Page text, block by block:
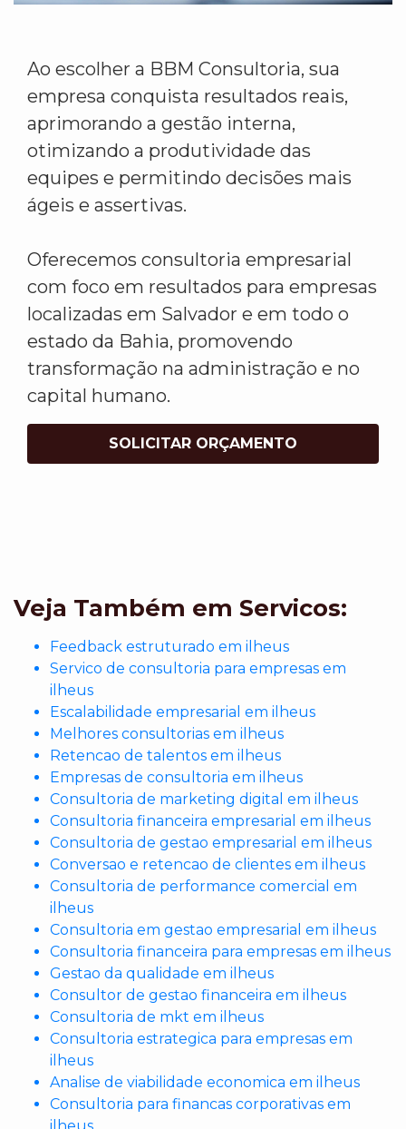
Ao escolher a BBM Consultoria, sua
empresa conquista resultados reais,
aprimorando a gestão interna,
otimizando a produtividade das
equipes e permitindo decisões mais
ágeis e assertivas.
Oferecemos consultoria empresarial
com foco em resultados para empresas
localizadas em Salvador e em todo o
estado da Bahia, promovendo
transformação na administração e no
capital humano.
SOLICITAR ORÇAMENTO
Veja Também em Servicos:
Feedback estruturado em ilheus
Servico de consultoria para empresas em
ilheus
Escalabilidade empresarial em ilheus
Melhores consultorias em ilheus
Retencao de talentos em ilheus
Empresas de consultoria em ilheus
Consultoria de marketing digital em ilheus
Consultoria financeira empresarial em ilheus
Consultoria de gestao empresarial em ilheus
Conversao e retencao de clientes em ilheus
Consultoria de performance comercial em
ilheus
Consultoria em gestao empresarial em ilheus
Consultoria financeira para empresas em ilheus
Gestao da qualidade em ilheus
Consultor de gestao financeira em ilheus
Consultoria de mkt em ilheus
Consultoria estrategica para empresas em
ilheus
Analise de viabilidade economica em ilheus
Consultoria para financas corporativas em